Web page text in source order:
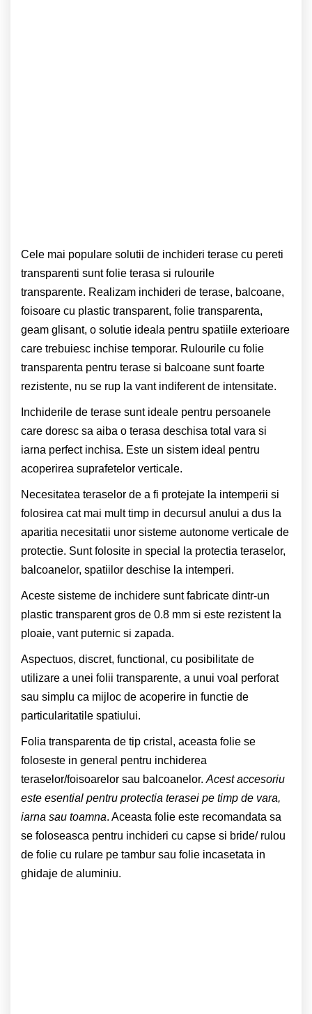
Cele mai populare solutii de inchideri terase cu pereti
transparenti sunt folie terasa si rulourile
transparente. Realizam inchideri de terase, balcoane,
foisoare cu plastic transparent, folie transparenta,
geam glisant, o solutie ideala pentru spatiile exterioare
care trebuiesc inchise temporar. Rulourile cu folie
transparenta pentru terase si balcoane sunt foarte
rezistente, nu se rup la vant indiferent de intensitate.
Inchiderile de terase sunt ideale pentru persoanele
care doresc sa aiba o terasa deschisa total vara si
iarna perfect inchisa. Este un sistem ideal pentru
acoperirea suprafetelor verticale.
Necesitatea teraselor de a fi protejate la intemperii si
folosirea cat mai mult timp in decursul anului a dus la
aparitia necesitatii unor sisteme autonome verticale de
protectie. Sunt folosite in special la protectia teraselor,
balcoanelor, spatiilor deschise la intemperi.
Aceste sisteme de inchidere sunt fabricate dintr-un
plastic transparent gros de 0.8 mm si este rezistent la
ploaie, vant puternic si zapada.
Aspectuos, discret, functional, cu posibilitate de
utilizare a unei folii transparente, a unui voal perforat
sau simplu ca mijloc de acoperire in functie de
particularitatile spatiului.
Folia transparenta de tip cristal, aceasta folie se
foloseste in general pentru inchiderea
teraselor/foisoarelor sau balcoanelor. Acest accesoriu
este esential pentru protectia terasei pe timp de vara,
iarna sau toamna. Aceasta folie este recomandata sa
se foloseasca pentru inchideri cu capse si bride/ rulou
de folie cu rulare pe tambur sau folie incasetata in
ghidaje de aluminiu.